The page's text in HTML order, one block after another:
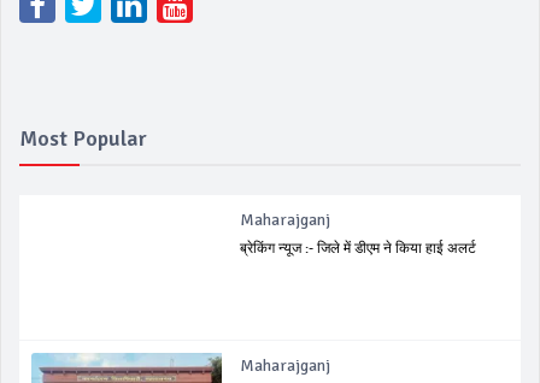
Most Popular
Maharajganj
ब्रेकिंग न्यूज :- जिले में डीएम ने किया हाई अलर्ट
Maharajganj